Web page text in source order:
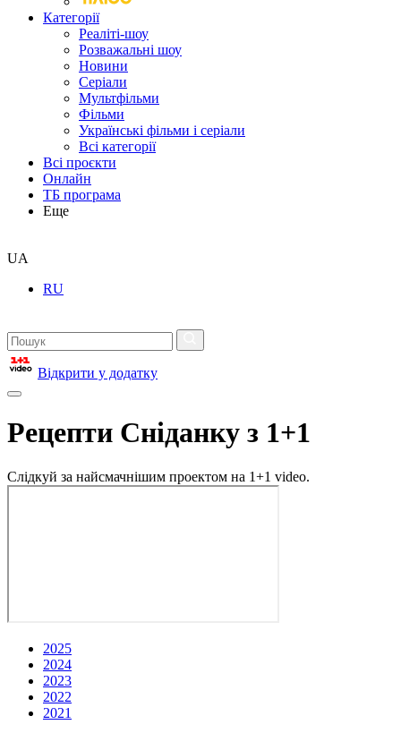
Категорії
Реаліті-шоу
Розважальні шоу
Новини
Серіали
Мультфільми
Фільми
Українські фільми і серіали
Всі категорії
Всі проєкти
Онлайн
ТБ програма
Еще
UA
RU
Відкрити у додатку
Рецепти Сніданку з 1+1
Слідкуй за найсмачнішим проектом на 1+1 video.
2025
2024
2023
2022
2021